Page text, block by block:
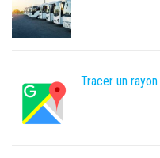
Tracer un